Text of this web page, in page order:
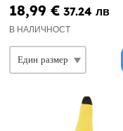
18,99 € 37.24 лв
В НАЛИЧНОСТ